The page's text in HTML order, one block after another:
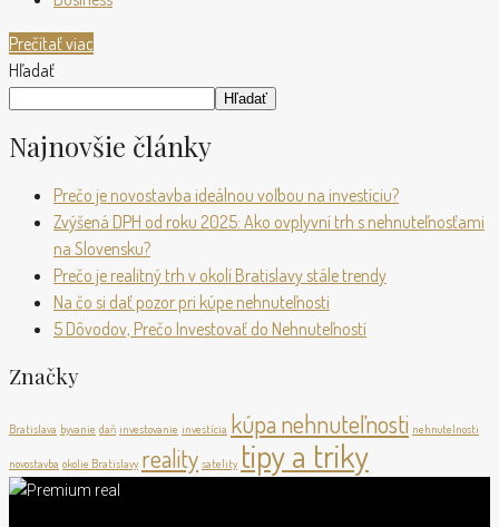
Prečítať viac
Hľadať
Hľadať
Najnovšie články
Prečo je novostavba ideálnou voľbou na investíciu?
Zvýšená DPH od roku 2025: Ako ovplyvní trh s nehnuteľnosťami
na Slovensku?
Prečo je realitný trh v okolí Bratislavy stále trendy
Na čo si dať pozor pri kúpe nehnuteľnosti
5 Dôvodov, Prečo Investovať do Nehnuteľností
Značky
Bratislava byvanie daň investovanie investícia kúpa nehnuteľnosti nehnutelnosti
novostavba okolie Bratislavy reality satelity tipy a triky